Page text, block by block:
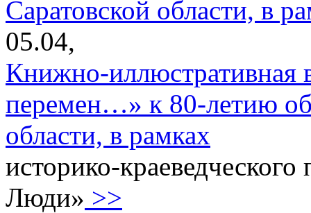
05.04,
Книжно-иллюстративная
перемен…» к 80-летию
области, в рамках
историко-
Люди» >>